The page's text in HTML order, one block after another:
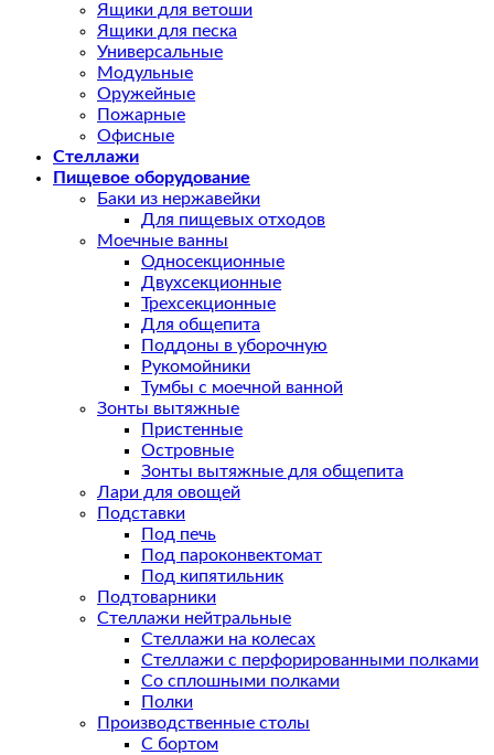
Ящики для ветоши
Ящики для песка
Универсальные
Модульные
Оружейные
Пожарные
Офисные
Стеллажи
Пищевое оборудование
Баки из нержавейки
Для пищевых отходов
Моечные ванны
Односекционные
Двухсекционные
Трехсекционные
Для общепита
Поддоны в уборочную
Рукомойники
Тумбы с моечной ванной
Зонты вытяжные
Пристенные
Островные
Зонты вытяжные для общепита
Лари для овощей
Подставки
Под печь
Под пароконвектомат
Под кипятильник
Подтоварники
Стеллажи нейтральные
Стеллажи на колесах
Стеллажи с перфорированными полками
Со сплошными полками
Полки
Производственные столы
С бортом